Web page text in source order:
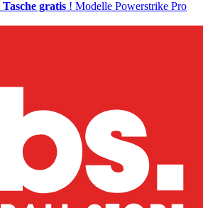
Tasche gratis ! Modelle Powerstrike Pro